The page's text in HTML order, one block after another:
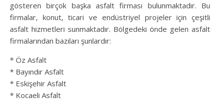
gösteren birçok başka asfalt firması bulunmaktadır. Bu
firmalar, konut, ticari ve endüstriyel projeler için çeşitli
asfalt hizmetleri sunmaktadır. Bölgedeki önde gelen asfalt
firmalarından bazıları şunlardır:
* Öz Asfalt
* Bayındır Asfalt
* Eskişehir Asfalt
* Kocaeli Asfalt